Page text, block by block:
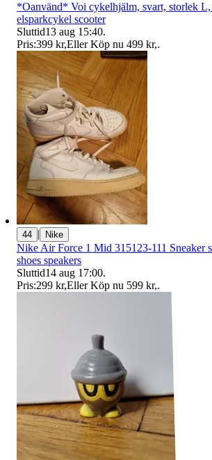
*Oanvänd* Voi cykelhjälm, svart, storlek L,
elsparkcykel scooter
Sluttid13 aug 15:40.
Pris:399 kr,Eller Köp nu 499 kr,.
44 | Nike
Nike Air Force 1 Mid 315123-111 Sneaker
shoes speakers
Sluttid14 aug 17:00.
Pris:299 kr,Eller Köp nu 599 kr,.